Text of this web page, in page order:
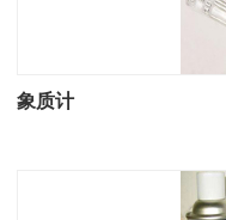
象质计